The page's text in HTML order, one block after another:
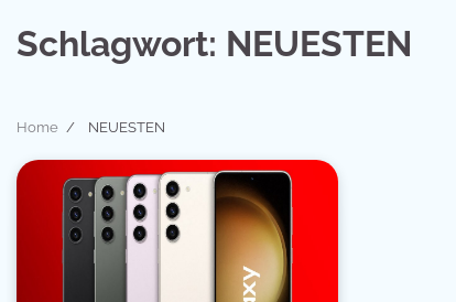
Schlagwort: NEUESTEN
Home NEUESTEN